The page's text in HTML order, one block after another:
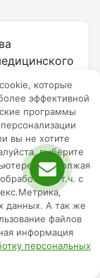
грамотно и
и,
за отлично
Источник
которые
эффективной
программы
вы не хотите
выберите
Продолжая
в т.ч. с
данных. А так же
файлов
информация
персональных